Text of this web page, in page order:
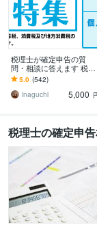
税理士が確定申告の質
問・相談に答えます 税金
（所得税・贈与税・消費
税）の質問・相談に答え
ます
5.0 (542)
inaguchi
5,000
税理士の確定申